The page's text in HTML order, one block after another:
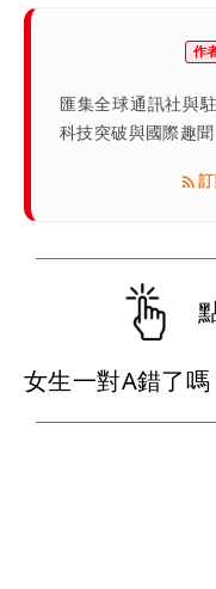
作
匯集全球通訊社與
科技突破與國際趣